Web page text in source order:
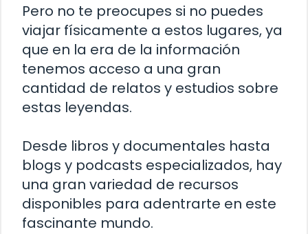
Pero no te preocupes si no puedes
viajar físicamente a estos lugares, ya
que en la era de la información
tenemos acceso a una gran
cantidad de relatos y estudios sobre
estas leyendas.
Desde libros y documentales hasta
blogs y podcasts especializados, hay
una gran variedad de recursos
disponibles para adentrarte en este
fascinante mundo.